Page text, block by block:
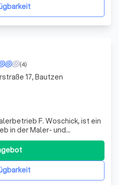
(4)
F. Woschick, ist ein
in der Maler- und
von Fred Woschick,
Lackierermeister, bieten wir
an. Unsere
der I
17, Bautzen